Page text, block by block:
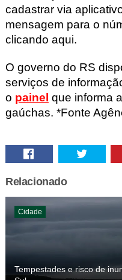
cadastrar via
mensagem para o
clicando aqui.
O governo do RS
serviços de
o painel que informa
gaúchas. *Fonte
Relacionado
Cidade
Tempestades e risco de